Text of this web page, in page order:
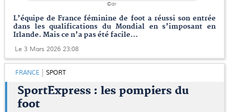
©dr
L’équipe de France féminine de foot a réussi son entrée
dans les qualifications du Mondial en s’imposant en
Irlande. Mais ce n’a pas été facile...
Le 3 Mars 2026 23:08
FRANCE SPORT
SportExpress : les pompiers du
foot